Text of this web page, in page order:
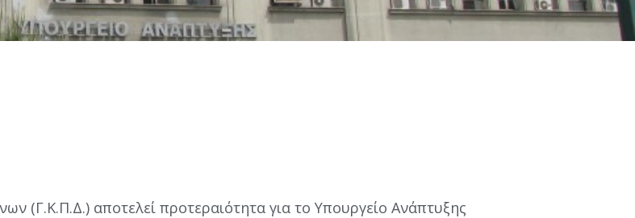
(Γ.Κ.Π.Δ.) αποτελεί προτεραιότητα για το Υπουργείο Ανάπτυξης